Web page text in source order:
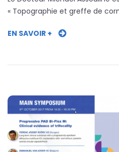
« Topographie et greffe de
EN SAVOIR +